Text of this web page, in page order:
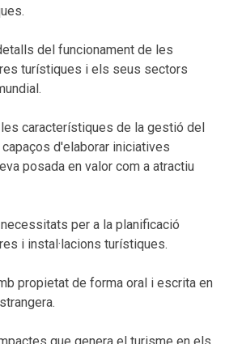
del funcionament de les
turístiques i els seus sectors
les característiques de la gestió del
d'elaborar iniciatives
posada en valor com a atractiu
per a la planificació
i instal·lacions turístiques.
propietat de forma oral i escrita en
que genera el turisme en els